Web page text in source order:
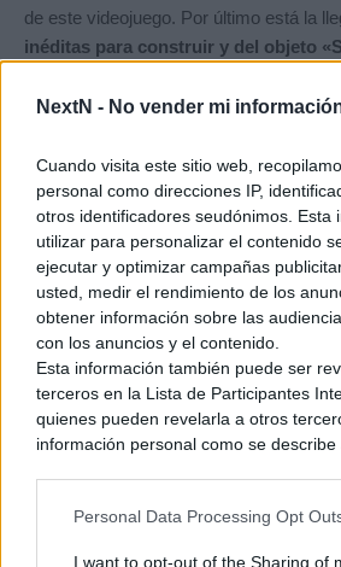
NextN - No vender mi
Cuando visita este sitio web,
personal como direcciones IP,
otros identificadores seudónimos. Esta
utilizar para personalizar el contenido
ejecutar y optimizar campañas
usted, medir el rendimiento de los
obtener información sobre las
con los anuncios y el contenido.
Esta información también puede ser
terceros en la Lista de Participantes
quienes pueden revelarla a otros
información personal como se
generamos contenido relevante para
Personal Data Processing Opt
I want to opt-out of the Sharing of
de este videojuego. Por último está la
inéditas para construir y del objeto
Ver también
Reunión de
dejará ver durante
5 junio, 2026 0:33